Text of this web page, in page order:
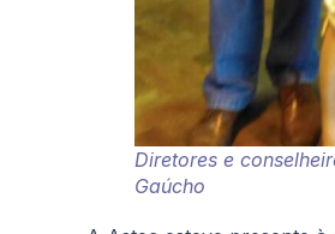
Diretores e
Gaúcho